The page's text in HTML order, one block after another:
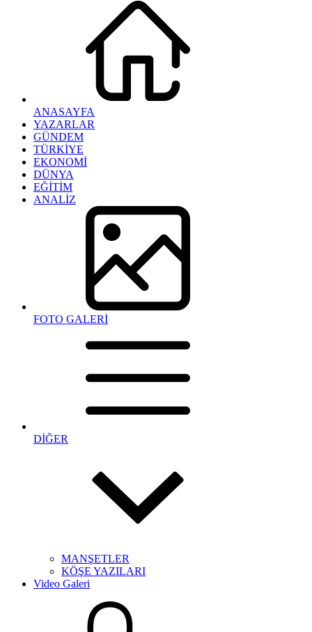
ANASAYFA
YAZARLAR
GÜNDEM
TÜRKİYE
EKONOMİ
DÜNYA
EĞİTİM
ANALİZ
FOTO GALERİ
DİĞER
MANŞETLER
KÖŞE YAZILARI
Video Galeri